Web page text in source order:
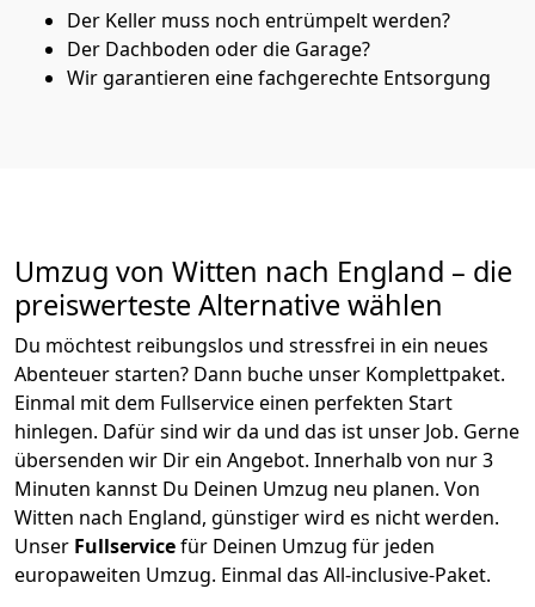
Der Keller muss noch entrümpelt werden?
Der Dachboden oder die Garage?
Wir garantieren eine fachgerechte Entsorgung
Umzug von Witten nach England – die
preiswerteste Alternative wählen
Du möchtest reibungslos und stressfrei in ein neues
Abenteuer starten? Dann buche unser Komplettpaket.
Einmal mit dem Fullservice einen perfekten Start
hinlegen. Dafür sind wir da und das ist unser Job. Gerne
übersenden wir Dir ein Angebot. Innerhalb von nur3
Minuten kannst Du Deinen Umzug neu planen. Von
Witten nach England, günstiger wird es nicht werden.
Unser Fullservicefür Deinen Umzug für jeden
europaweiten Umzug. Einmal das All-inclusive-Paket.